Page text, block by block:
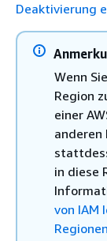
Deaktivierung
Wenn
Region
einer
anderen
in diese
von IAM
Regionen